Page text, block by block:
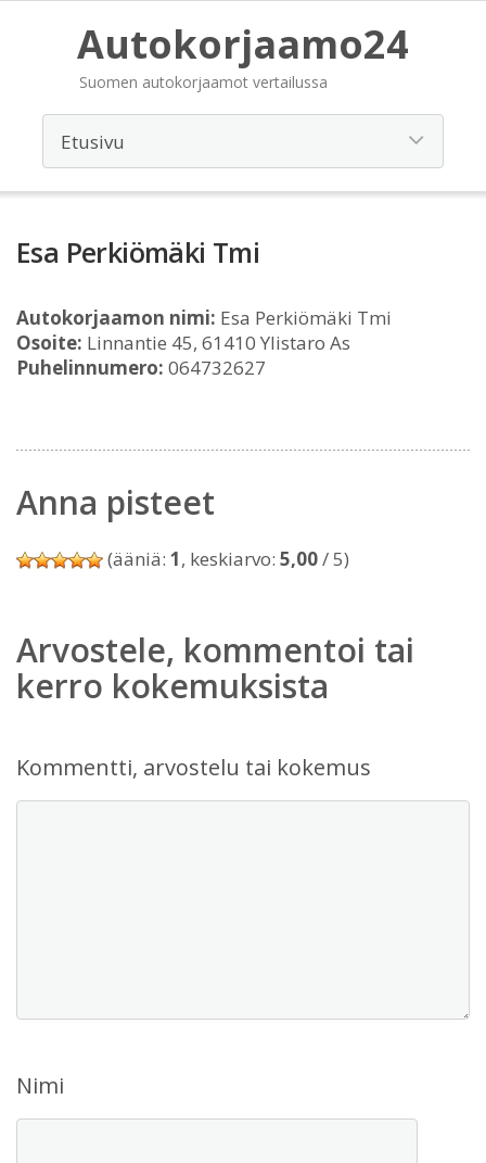
Autokorjaamo24
Suomen autokorjaamot vertailussa
Esa Perkiömäki Tmi
Autokorjaamon nimi: Esa Perkiömäki Tmi
Osoite: Linnantie 45, 61410 Ylistaro As
Puhelinnumero: 064732627
Anna pisteet
(ääniä: 1, keskiarvo: 5,00/ 5)
Arvostele, kommentoi tai
kerro kokemuksista
Kommentti, arvostelu tai kokemus
Nimi